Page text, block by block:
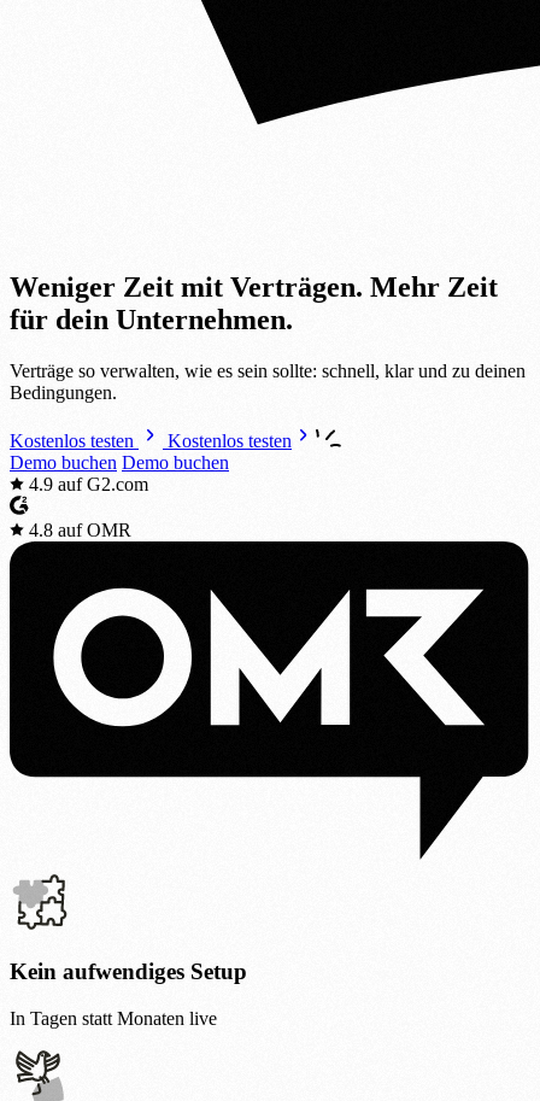
Weniger Zeit mit Verträgen. Mehr Zeit
für dein Unternehmen.
Verträge so verwalten, wie es sein sollte: schnell, klar und zu deinen
Bedingungen.
Kostenlos testen
Kostenlos testen
Demo buchen Demo buchen
4.9 auf G2.com
4.8 auf OMR
Kein aufwendiges Setup
In Tagen statt Monaten live